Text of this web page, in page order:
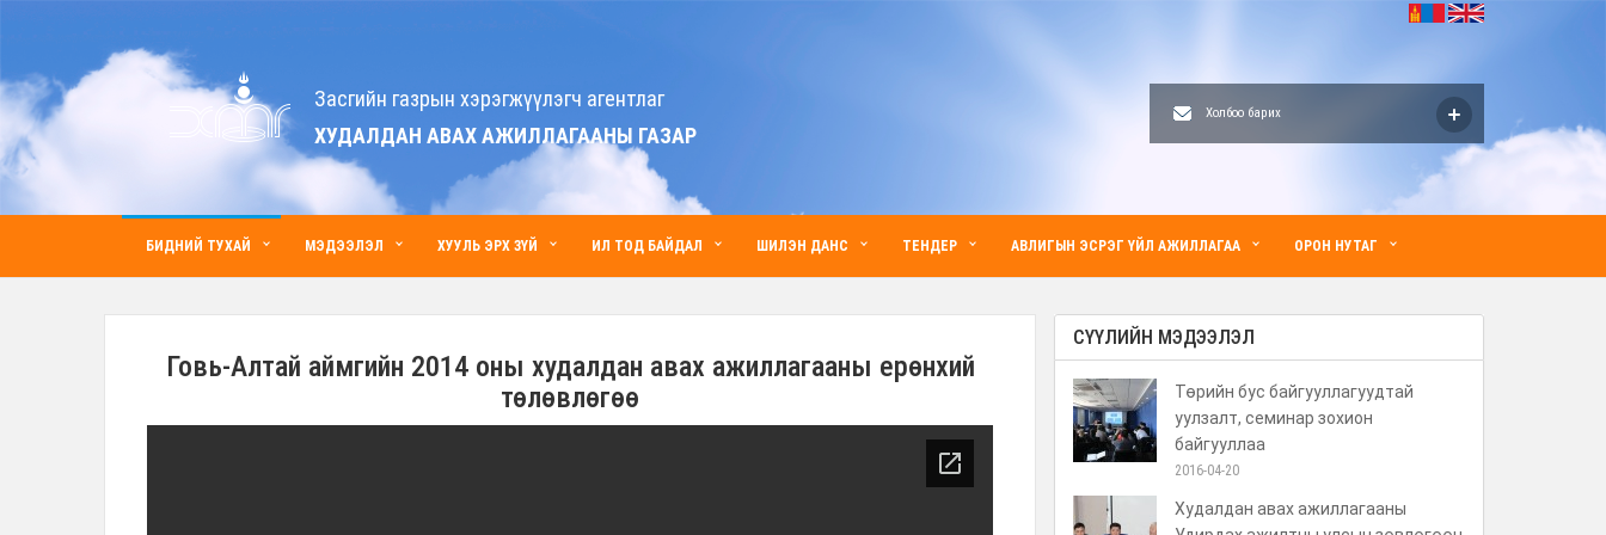
Засгийн газрын хэрэгжүүлэгч агентлаг
ХУДАЛДАН АВАХ АЖИЛЛАГААНЫ ГАЗАР
Холбоо барих
БИДНИЙ ТУХАЙ МЭДЭЭЛЭЛ ХУУЛЬ ЭРХ ЗҮЙ ИЛ ТОД БАЙДАЛ ШИЛЭН ДАНС ТЕНДЕР АВЛИГЫН ЭСРЭГ ҮЙЛ АЖИЛЛАГАА ОРОН НУТАГ
Говь-Алтай аймгийн 2014 оны худалдан авах ажиллагааны ерөнхий
төлөвлөгөө
СҮҮЛИЙН МЭДЭЭЛЭЛ
Төрийн бус байгууллагуудтай
уулзалт, семинар зохион
байгууллаа
2016-04-20
Худалдан авах ажиллагааны